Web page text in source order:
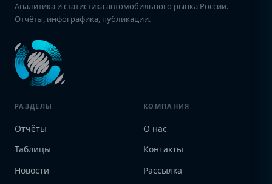
Аналитика и статистика автомобильного рынка России.
Отчёты, инфографика, публикации.
РАЗДЕЛЫ
Отчёты
Таблицы
Новости
КОМПАНИЯ
О нас
Контакты
Рассылка